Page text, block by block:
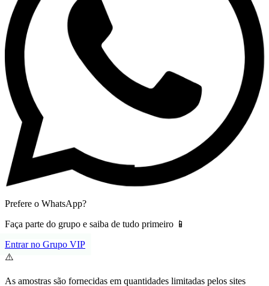
Prefere o WhatsApp?
Faça parte do grupo e saiba de tudo primeiro 📱
Entrar no Grupo VIP
⚠️
As amostras são fornecidas em quantidades limitadas pelos sites